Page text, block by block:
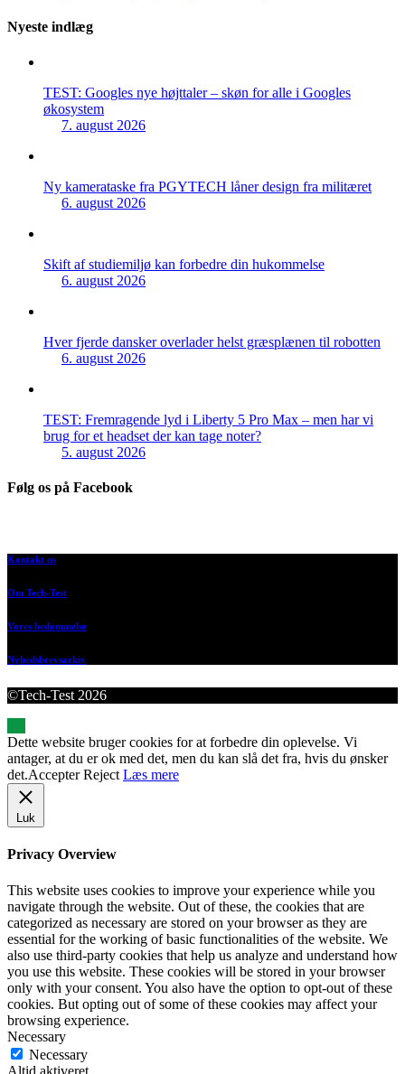
Nyeste indlæg
TEST: Googles nye højttaler – skøn for alle i Googles
økosystem
7. august 2026
Ny kamerataske fra PGYTECH låner design fra militæret
6. august 2026
Skift af studiemiljø kan forbedre din hukommelse
6. august 2026
Hver fjerde dansker overlader helst græsplænen til robotten
6. august 2026
TEST: Fremragende lyd i Liberty 5 Pro Max – men har vi
brug for et headset der kan tage noter?
5. august 2026
Følg os på Facebook
Kontakt os
Om Tech-Test
Vores bedømmelse
Nyhedsbrevsarkiv
©Tech-Test 2026
Dette website bruger cookies for at forbedre din oplevelse. Vi
antager, at du er ok med det, men du kan slå det fra, hvis du ønsker
det.Accepter Reject Læs mere
Luk
Privacy Overview
This website uses cookies to improve your experience while you
navigate through the website. Out of these, the cookies that are
categorized as necessary are stored on your browser as they are
essential for the working of basic functionalities of the website. We
also use third-party cookies that help us analyze and understand how
you use this website. These cookies will be stored in your browser
only with your consent. You also have the option to opt-out of these
cookies. But opting out of some of these cookies may affect your
browsing experience.
Necessary
Necessary
Altid aktiveret